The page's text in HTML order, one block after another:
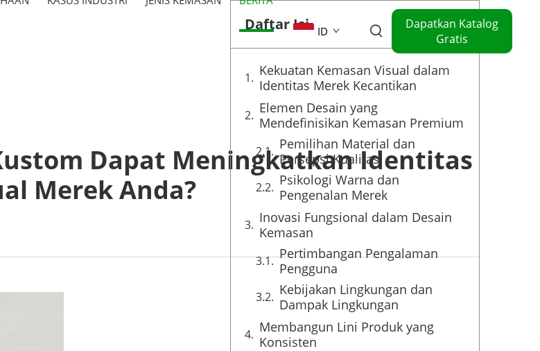
ID
Dapatkan Katalog
Gratis
Dapat Meningkatkan Identitas
Merek Anda?
Daftar Isi
Kekuatan Kemasan Visual dalam
Identitas Merek Kecantikan
Elemen Desain yang
Mendefinisikan Kemasan Premium
Pemilihan Material dan
Persepsi Kualitas
Psikologi Warna dan
Pengenalan Merek
Inovasi Fungsional dalam Desain
Kemasan
Pertimbangan Pengalaman
Pengguna
Kebijakan Lingkungan dan
Dampak Lingkungan
Membangun Lini Produk yang
Konsisten